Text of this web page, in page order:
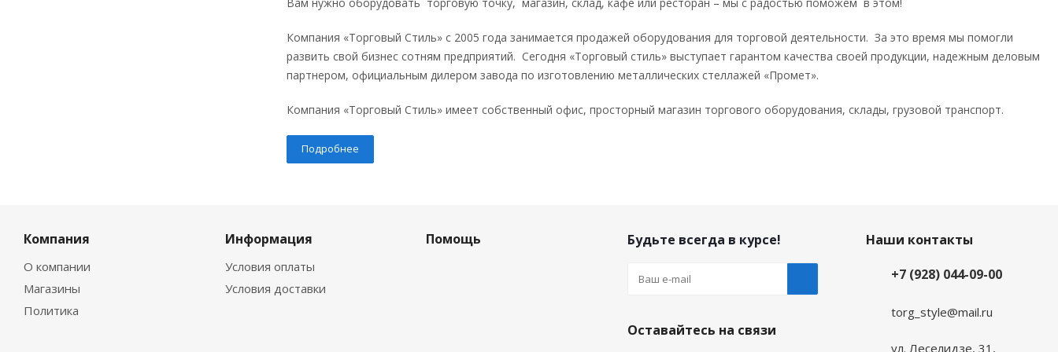
Компания «Торговый Стиль» с 2005 года занимается продажей оборудования для торговой деятельности. За это время мы помогли
развить свой бизнес сотням предприятий. Сегодня «Торговый стиль» выступает гарантом качества своей продукции, надежным деловым
партнером, официальным дилером завода по изготовлению металлических стеллажей «Промет».
Компания «Торговый Стиль» имеет собственный офис, просторный магазин торгового оборудования, склады, грузовой транспорт.
Подробнее
Компания
О компании
Магазины
Политика
Информация
Условия оплаты
Условия доставки
Помощь Будьте всегда в курсе!
Оставайтесь на связи
Наши контакты
+7 (928) 044-09-00
torg_style@mail.ru
ул. Леселидзе, 31,